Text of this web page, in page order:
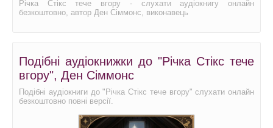
Річка Стікс тече вгору - слухати аудіокнигу онлайн
безкоштовно, автор Ден Сіммонс, виконавець
Подібні аудіокнижки до "Річка Стікс тече
вгору", Ден Сіммонс
Подібні аудіокниги до "Річка Стікс тече вгору" слухати онлайн
безкоштовно повні версії.